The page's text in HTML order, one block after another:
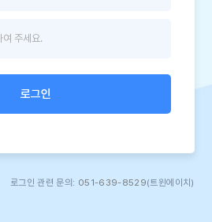
로그인
로그인 관련 문의: 051-639-8529(트윈에이치)